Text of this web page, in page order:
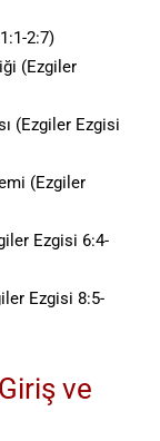
2:7)
(Ezgiler
(Ezgiler Ezgisi
(Ezgiler
Ezgisi 6:4-
Ezgisi 8:5-
ve